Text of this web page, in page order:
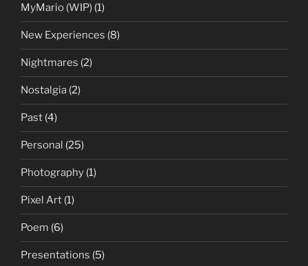
MyMario (WIP) (1)
New Experiences (8)
Nightmares (2)
Nostalgia (2)
Past (4)
Personal (25)
Photography (1)
Pixel Art (1)
Poem (6)
Presentations (5)